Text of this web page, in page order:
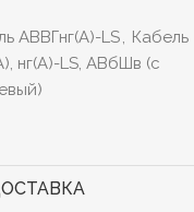
АВВГнг(А)-LS, Кабель
нг(А)-LS, АВбШв (с